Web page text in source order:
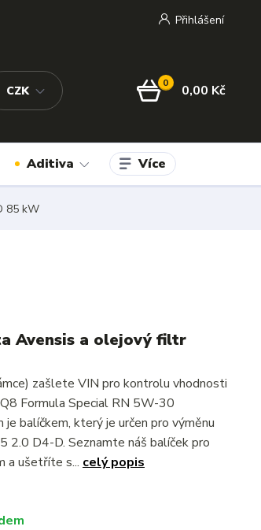
CZK
Přihlášení
0 0,00 Kč
Aditiva Více
85 kW
Avensis a olejový filtr
zašlete VIN pro kontrolu vhodnosti
Formula Special RN 5W-30
balíčkem, který je určen pro výměnu
2.0 D4-D. Seznamte náš balíček pro
a ušetříte s... celý popis